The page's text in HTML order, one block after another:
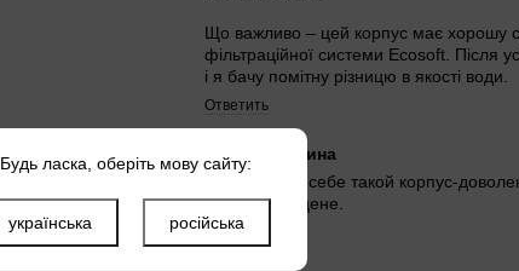
Що важливо – цей корпус має хорошу
фільтраційної системи Ecosoft. Після
і я бачу помітну різницю в якості води.
Ответить
Марина Витина
Муж заказал себе такой корпус-
адекватной цене.
Ответить
Будь ласка, оберіть мову сайту:
українська російська